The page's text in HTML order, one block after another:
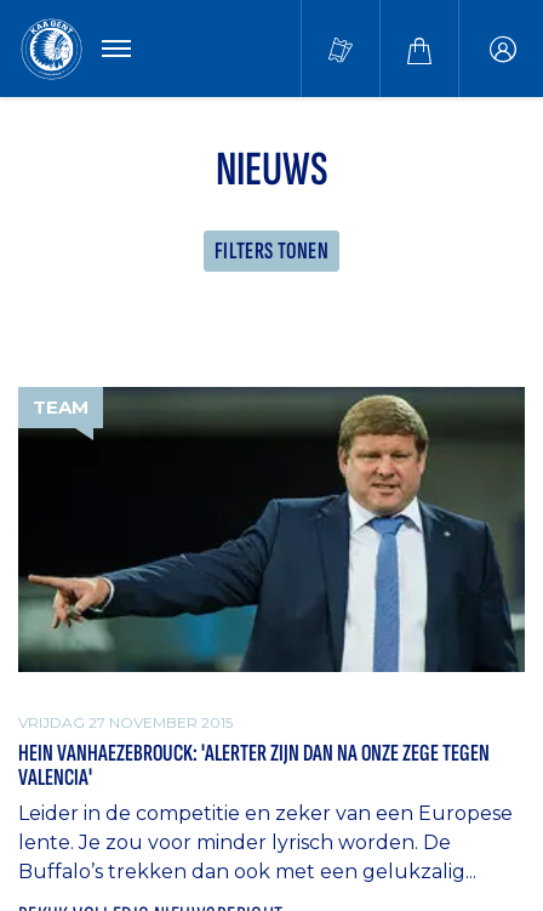
MENU
NIEUWS
FILTERS TONEN
TEAM
VRIJDAG 27 NOVEMBER 2015
HEIN VANHAEZEBROUCK: 'ALERTER ZIJN DAN NA ONZE ZEGE TEGEN
VALENCIA'
Leider in de competitie en zeker van een Europese
lente. Je zou voor minder lyrisch worden. De
Buffalo’s trekken dan ook met een gelukzalig...